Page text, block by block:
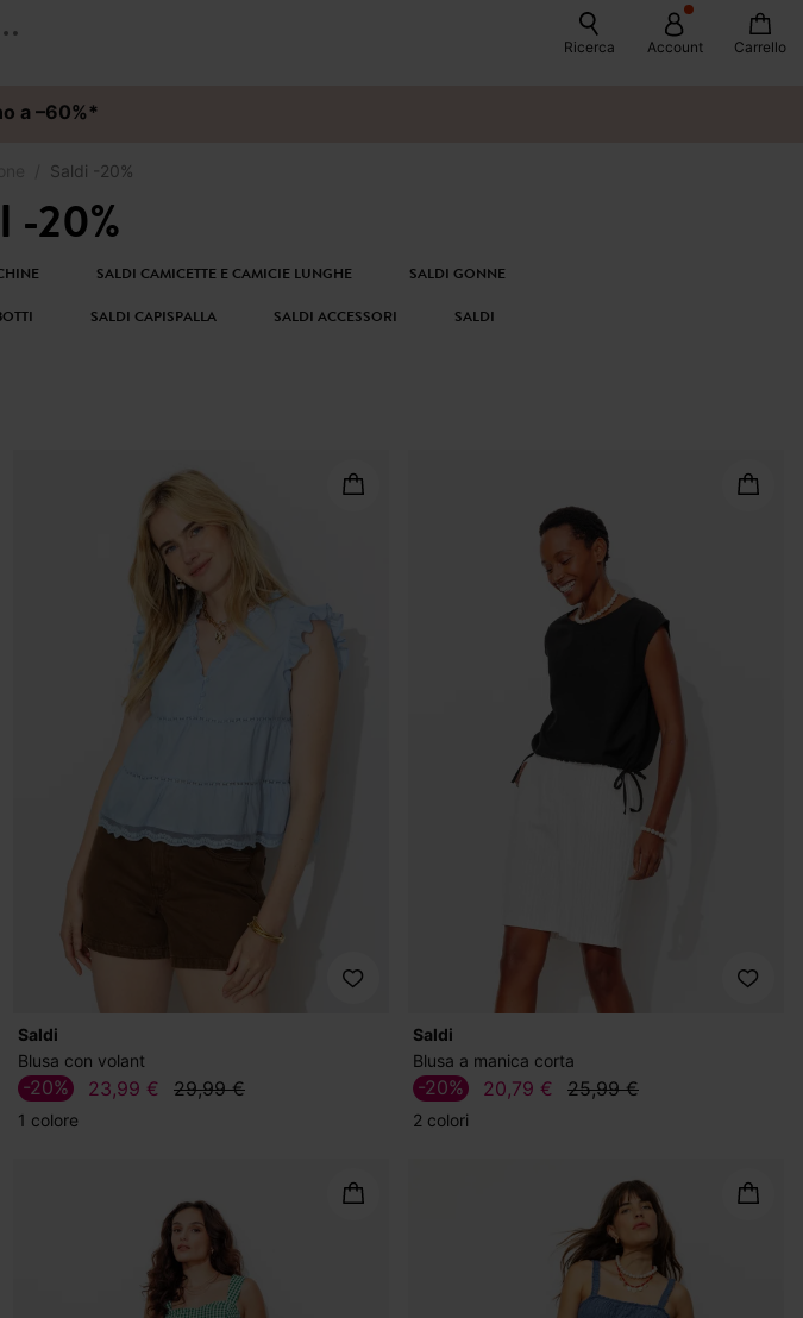
Ricerca Account Carrello
a –60%*
Saldi -20%
-20%
SALDI CAMICETTE E CAMICIE LUNGHE
SALDI GONNE
SALDI CAPISPALLA SALDI ACCESSORI SALDI
Saldi
Blusa con volant
23,99 € 29,99 €
-20%
1 colore
Saldi
Blusa a manica corta
20,79 € 25,99 €
-20%
2 colori